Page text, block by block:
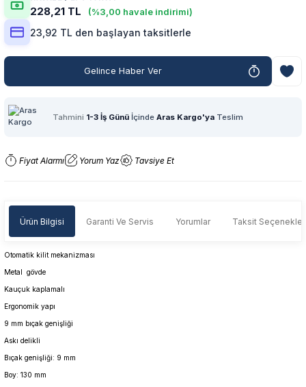
228,21 TL (%3,00 havale indirimi)
23,92 TL den başlayan taksitlerle
Gelince Haber Ver
Tahmini 1-3 İş Günü İçinde Aras Kargo'ya Teslim
Fiyat Alarmı Yorum Yaz Tavsiye Et
Ürün Bilgisi Garanti Ve Servis Yorumlar Taksit
Otomatik kilit mekanizması
Metal gövde
Kauçuk kaplamalı
Ergonomik yapı
9 mm bıçak genişliği
Askı delikli
Bıçak genişliği: 9 mm
Boy: 130 mm